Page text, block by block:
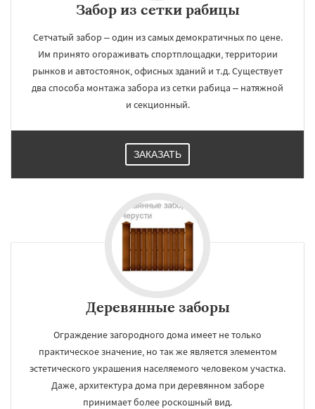
Забор из сетки рабицы
Сетчатый забор – один из самых демократичных по цене.
Им принято огораживать спортплощадки, территории
рынков и автостоянок, офисных зданий и т.д. Существует
два способа монтажа забора из сетки рабица – натяжной
и секционный.
ЗАКАЗАТЬ
Деревянные заборы
Ограждение загородного дома имеет не только
практическое значение, но так же является элементом
эстетического украшения населяемого человеком участка.
Даже, архитектура дома при деревянном заборе
принимает более роскошный вид.